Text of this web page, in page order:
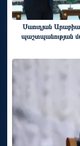
Սաուդյան
պաշտպանության